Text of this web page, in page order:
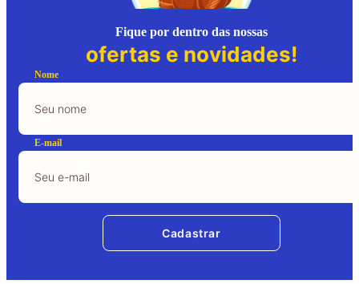
Fique por dentro das nossas
ofertas e novidades!
Nome
E-mail
Cadastrar